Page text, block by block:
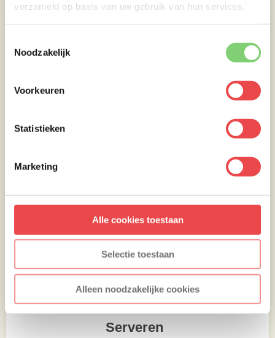
verzameld op basis van uw gebruik van hun services.
Noodzakelijk
Voorkeuren
Statistieken
Marketing
Alle cookies toestaan
Selectie toestaan
Alleen noodzakelijke cookies
Serveren